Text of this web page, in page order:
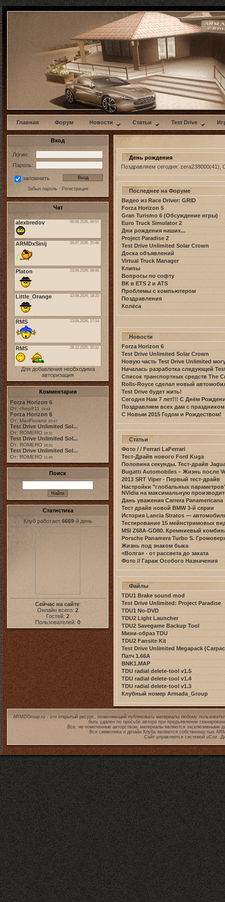
w
Главная Форум Новости Статьи Test Drive
Вход
Логин:
Пароль:
запомнить
Забыл пароль· Регистрация
Чат
Для добавления необходима
авторизация
Комментарии
Forza Horizon 6
От: chep811 19:48
Forza Horizon 6
От: MaxFiorano 23:47
Test Drive Unlimited Sol...
От: ROMERO 18:31
Test Drive Unlimited Sol...
От: ROMERO 19:31
Test Drive Unlimited Sol...
От: ROMERO 11:49
Поиск
Статистика
Клуб работает 6669-й день
Сейчас на сайте:
Онлайн всего: 2
Гостей: 2
Пользователей: 0
День рождения
Поздравляем сегодня: zera238000(41)
Последнее на Форуме
Видео из Race Driver: GRID
Forza Horizon 5
Gran Turismo 6 (Обсуждение игры)
Euro Truck Simulator 2
Дни рождения наших...
Project Paradise 2
Test Drive Unlimited Solar Crown
Доска объявлений
Virtual Truck Manager
Клипы
Вопросы по софту
ВК в ETS 2 и ATS
Проблемы с компьютером
Поздравления
Колёса
Новости
Forza Horizon 6
Test Drive Unlimited Solar Crown
Новую часть Test Drive Unlimited
Началась разработка следующей
Список транспортных средств The
Rolls-Royce сделал новый
Test Drive будет жить!
Сегодня Нам 7 лет!!! С Днём
Поздравляем всех дам с
С Новым 2015 Годом и Рождеством!
Статьи
Фото / / Ferrari LaFerrari
Тест-Драйв нового Ford Kuga
Половина секунды. Тест-драйв
Bugatti Automobiles – Жизнь после
2013 SRT Viper - Первый тест-драйв
Настройки "глобальных
NVidia на максимальную
Дань уважения Carrera Panamericana
Тест драйв новой BMW 3-й серии
История Lancia Stratos —
Тестирование 15 мейнстримовых
MSI Z68A-GD80. Кремниевый
Porsche Panamera Turbo S.
Жизнь под знаком быка
«Волга» - от рассвета до заката
Фото // Гараж Особого Назначения
Файлы
TDU1 Brake sound mod
Test Drive Unlimited: Project Paradise
TDU1 No-DVD
TDU2 Light Launcher
TDU2 Savegame Backup Tool
Мини-образ TDU
TDU2 Fansite Kit
Test Drive Unlimited Megapack
Патч 1.66A
BNK1.MAP
TDU radial delete-tool v1.5
TDU radial delete-tool v1.4
TDU radial delete-tool v1.3
Клубный номер Armada_Group
ARMDGroup.ru - это открытый ресурс, позволяющий публиковать материалы любому
быть удален по просьбе автора при предъявлении
Все, не помеченные авторством, материалы являются эксклюзивными
Вся символика и дизайн Клуба являются собственностью
Сайт управляется системой uCoz.